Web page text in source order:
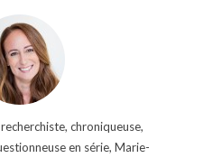
chroniqueuse,
en série, Marie-